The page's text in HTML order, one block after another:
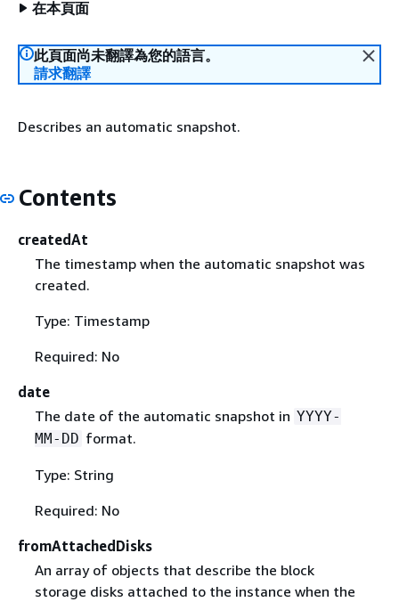
在本頁面
此頁面尚未翻譯為您的語言。
請求翻譯
Describes an automatic snapshot.
Contents
createdAt
The timestamp when the automatic snapshot was
created.
Type: Timestamp
Required: No
date
The date of the automatic snapshot in YYYY-
MM-DD format.
Type: String
Required: No
fromAttachedDisks
An array of objects that describe the block
storage disks attached to the instance when the